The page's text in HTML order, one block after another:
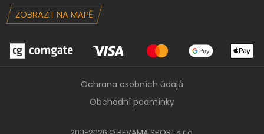
ZOBRAZIT NA MAPĚ
Ochrana osobních údajů
Obchodní podmínky